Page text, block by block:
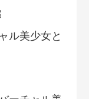
ル美少女と